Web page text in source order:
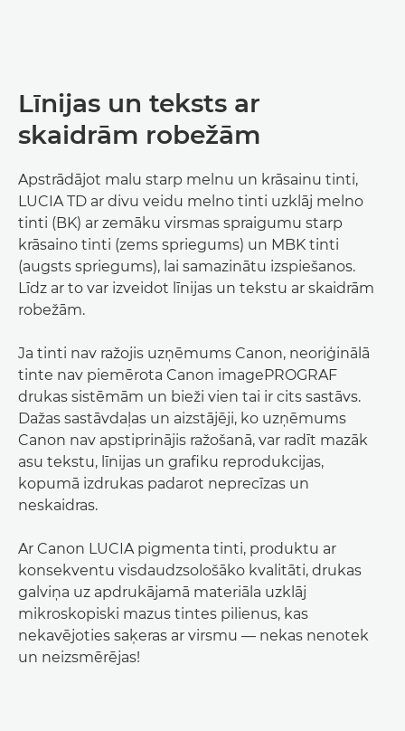
Līnijas un teksts ar
skaidrām robežām
Apstrādājot malu starp melnu un krāsainu tinti,
LUCIA TD ar divu veidu melno tinti uzklāj melno
tinti (BK) ar zemāku virsmas spraigumu starp
krāsaino tinti (zems spriegums) un MBK tinti
(augsts spriegums), lai samazinātu izspiešanos.
Līdz ar to var izveidot līnijas un tekstu ar skaidrām
robežām.
Ja tinti nav ražojis uzņēmums Canon, neoriģinālā
tinte nav piemērota Canon imagePROGRAF
drukas sistēmām un bieži vien tai ir cits sastāvs.
Dažas sastāvdaļas un aizstājēji, ko uzņēmums
Canon nav apstiprinājis ražošanā, var radīt mazāk
asu tekstu, līnijas un grafiku reprodukcijas,
kopumā izdrukas padarot neprecīzas un
neskaidras.
Ar Canon LUCIA pigmenta tinti, produktu ar
konsekventu visdaudzsološāko kvalitāti, drukas
galviņa uz apdrukājamā materiāla uzklāj
mikroskopiski mazus tintes pilienus, kas
nekavējoties saķeras ar virsmu — nekas nenotek
un neizsmērējas!